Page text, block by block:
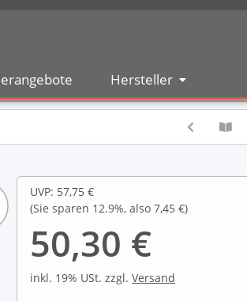
Hersteller
UVP: 57,75 €
(Sie sparen 12.9%, also7,45 €)
50,30 €
inkl. 19% USt. zzgl.Versand